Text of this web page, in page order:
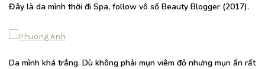
Đây là da mình thời đi Spa, follow vô số Beauty Blogger (2017).
Da mình khá trắng. Dù không phải mụn viêm đỏ nhưng mụn ẩn rất